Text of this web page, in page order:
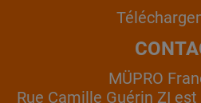
MÜPRO
Rue Camille Guérin ZI